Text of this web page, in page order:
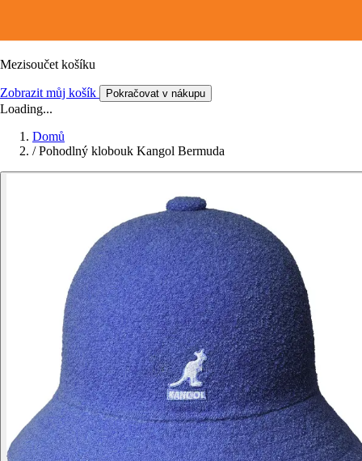
Mezisoučet košíku
Zobrazit můj košík Pokračovat v nákupu
Loading...
Domů
/ Pohodlný klobouk Kangol Bermuda